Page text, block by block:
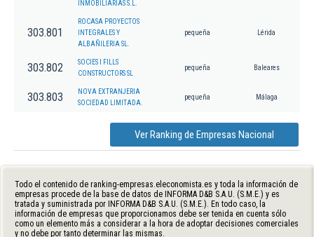
INMOBILIARIAS S.L.
303.801
ROCASA PROYECTOS
INTEGRALES Y
ALBAÑILERIA SL.
pequeña Lérida
303.802
SOCIES I FILLS
CONSTRUCTORS SL
pequeña Baleares
303.803
NOVA EXTRANJERIA
SOCIEDAD LIMITADA.
pequeña Málaga
Ver Ranking de Empresas Nacional
Todo el contenido de ranking-empresas.eleconomista.es y toda la información de
empresas procede de la base de datos de INFORMA D&B S.A.U. (S.M.E.) y es
tratada y suministrada por INFORMA D&B S.A.U. (S.M.E.). En todo caso, la
información de empresas que proporcionamos debe ser tenida en cuenta sólo
como un elemento más a considerar a la hora de adoptar decisiones comerciales
y no debe por tanto determinar las mismas.